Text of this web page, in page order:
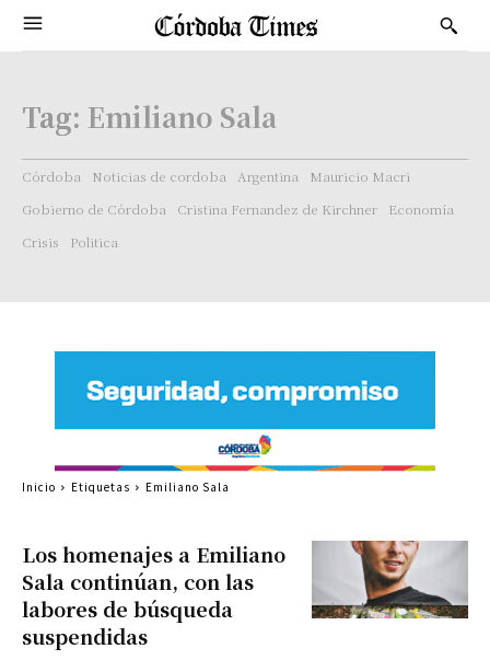
Tag: Emiliano Sala
Córdoba Noticias de cordoba Argentina
Mauricio Macri
Gobierno de Córdoba
Cristina Fernandez de Kirchner
Economía
Crisis
Politica
Los homenajes a Emiliano
Sala continúan, con las
labores de búsqueda
suspendidas
Inicio Etiquetas Emiliano Sala